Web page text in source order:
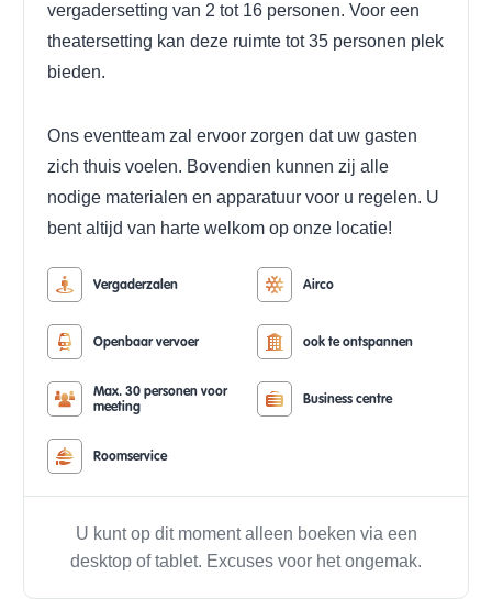
vergadersetting van 2 tot 16 personen. Voor een
theatersetting kan deze ruimte tot 35 personen plek
bieden.
Ons eventteam zal ervoor zorgen dat uw gasten
zich thuis voelen. Bovendien kunnen zij alle
nodige materialen en apparatuur voor u regelen. U
bent altijd van harte welkom op onze locatie!
Vergaderzalen Airco
Openbaar vervoer ook te ontspannen
Max. 30 personen voor
meeting
Business centre
Roomservice
U kunt op dit moment alleen boeken via een
desktop of tablet. Excuses voor het ongemak.